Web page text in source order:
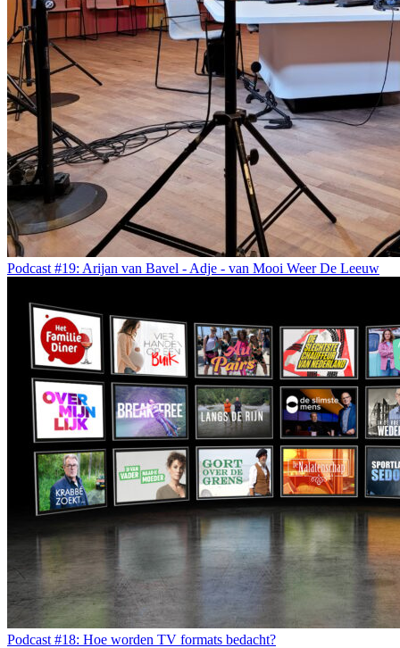
Podcast #19: Arijan van Bavel - Adje - van Mooi Weer De Leeuw
Podcast #18: Hoe worden TV formats bedacht?